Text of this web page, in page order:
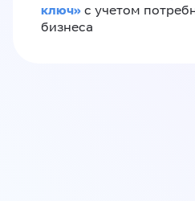
ключ» с учетом
бизнеса